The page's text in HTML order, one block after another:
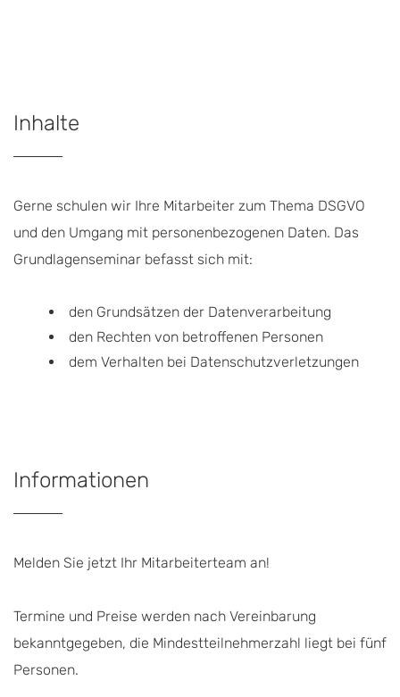
Inhalte
Gerne schulen wir Ihre Mitarbeiter zum Thema DSGVO
und den Umgang mit personenbezogenen Daten. Das
Grundlagenseminar befasst sich mit:
den Grundsätzen der Datenverarbeitung
den Rechten von betroffenen Personen
dem Verhalten bei Datenschutzverletzungen
Informationen
Melden Sie jetzt Ihr Mitarbeiterteam an!
Termine und Preise werden nach Vereinbarung
bekanntgegeben, die Mindestteilnehmerzahl liegt bei fünf
Personen.